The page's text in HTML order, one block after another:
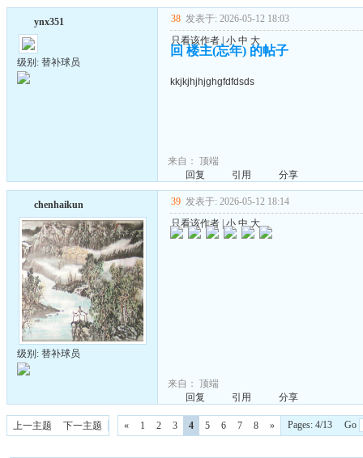
ynx351
级别: 替补球员
38 发表于: 2026-05-12 18:03
只看该作者| 小 中 大
回 楼主(忘年) 的帖子
kkjkjhjhjghgfdfdsds
来自： 顶端
回复
引用 分享
chenhaikun
级别: 替补球员
39 发表于: 2026-05-12 18:14
只看该作者 |小 中 大
来自： 顶端
回复
引用 分享
上一主题 下一主题 « 1 2 3 4 5 6 7 8 » Pages: 4/13 Go